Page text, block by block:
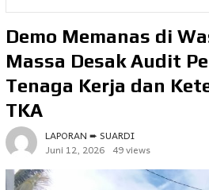
Demo Memanas di
Massa Desak Audit
Tenaga Kerja dan
TKA
LAPORAN ➨ SUARDI
Juni 12, 2026 49 views